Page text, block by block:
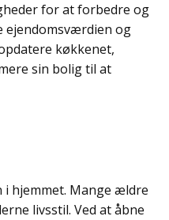
for at forbedre og
ejendomsværdien og
køkkenet,
sin bolig til at
hjemmet. Mange ældre
livsstil. Ved at åbne